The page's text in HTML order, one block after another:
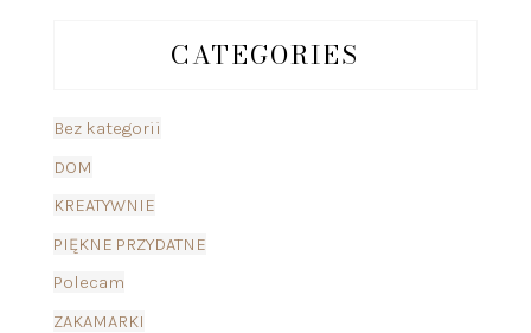
CATEGORIES
Bez kategorii
DOM
KREATYWNIE
PIĘKNE PRZYDATNE
Polecam
ZAKAMARKI